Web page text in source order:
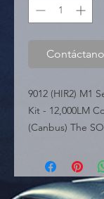
9012 (HIR2) M1
Kit - 12,000LM
(Canbus) The
(HIR2)
premium M1
delivering a